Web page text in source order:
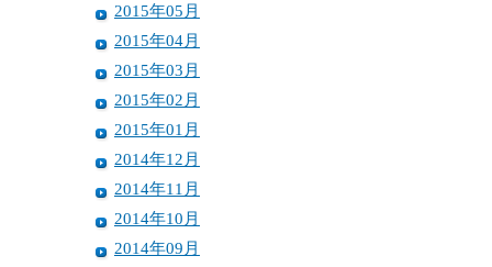
2015年05月
2015年04月
2015年03月
2015年02月
2015年01月
2014年12月
2014年11月
2014年10月
2014年09月